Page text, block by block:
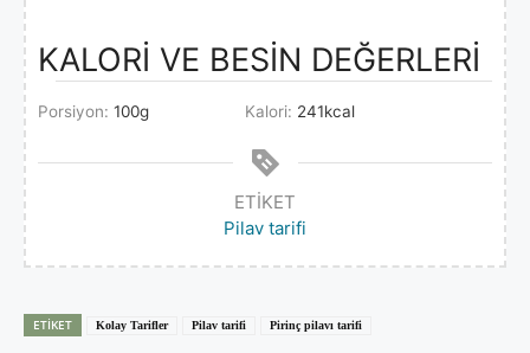
KALORİ VE BESİN DEĞERLERİ
Porsiyon: 100g Kalori: 241kcal
ETIKET
Pilav tarifi
ETIKET Kolay Tarifler Pilav tarifi Pirinç pilavı tarifi